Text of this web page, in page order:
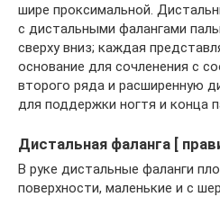
шире проксимальной.
с дистальными фалангами
сверху вниз; каждая
основание для сочленения с
второго ряда и расширенную
для поддержки ногтя и конца
Дистальная фаланга [
В руке дистальные фаланги
поверхности, маленькие и с